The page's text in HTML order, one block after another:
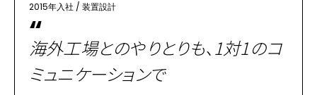
2015年入社 / 装置設計
“
海外工場とのやりとりも、1対1のコ
ミュニケーションで